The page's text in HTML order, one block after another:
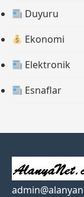
Duyuru
Ekonomi
Elektronik
Esnaflar